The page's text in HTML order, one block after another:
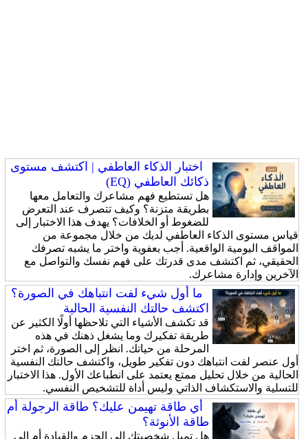
اختبار الذكاء العاطفي | اكتشف مستوى
ذكائك العاطفي (EQ)
هل تستطيع فهم مشاعرك والتعامل معها
بطريقة متزنة؟ وكيف تتصرف عند التعرض
للضغوط أو الخلافات؟ يهدف هذا الاختبار إلى
قياس مستوى الذكاء العاطفي لديك من خلال مجموعة من
المواقف اليومية الواقعية. أجب بعفوية واختر ما يشبه تصرفك
الحقيقي، ثم اكتشف مدى قدرتك على فهم نفسك والتواصل مع
الآخرين وإدارة مشاعرك.
ما أول شيء لفت انتباهك في الصورة؟
اكتشف حالتك النفسية الحالية
قد تكشف الأشياء التي تلاحظها أولًا الكثير عن
طريقة تفكيرك وما يشغل ذهنك في هذه
المرحلة من حياتك. انظر إلى الصورة، ثم اختر
أول عنصر لفت انتباهك دون تفكير طويل، واكتشف حالتك النفسية
الحالية من خلال تحليل ممتع يعتمد على انطباعك الأول. هذا الاختبار
للتسلية والاستكشاف الذاتي وليس أداة للتشخيص النفسي.
أي طاقة تهيمن عليك؟ طاقة الرجولة أم
طاقة الأنوثة؟
هل تميل شخصيتك إلى الحزم والقيادة أم إلى